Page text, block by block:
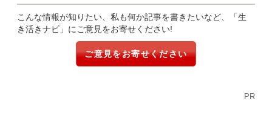
こんな情報が知りたい、私も何か記事を書きたいなど、「生
き活きナビ」にご意見をお寄せください!
ご意見をお寄せください
PR